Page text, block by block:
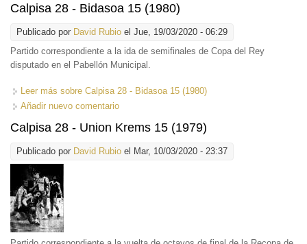
Calpisa 28 - Bidasoa 15 (1980)
Publicado por David Rubio el Jue, 19/03/2020 - 06:29
Partido correspondiente a la ida de semifinales de Copa del Rey
disputado en el Pabellón Municipal.
Leer más sobre Calpisa 28 - Bidasoa 15 (1980)
Añadir nuevo comentario
Calpisa 28 - Union Krems 15 (1979)
Publicado por David Rubio el Mar, 10/03/2020 - 23:37